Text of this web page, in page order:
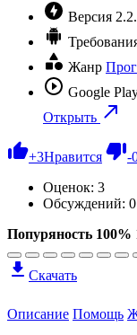
Версия
Жанр
Google
Открыть
+3Нравится -
Оценок: 3
Обсуждений: 0
Попуряность 100%
Скачать
Описание Помощь